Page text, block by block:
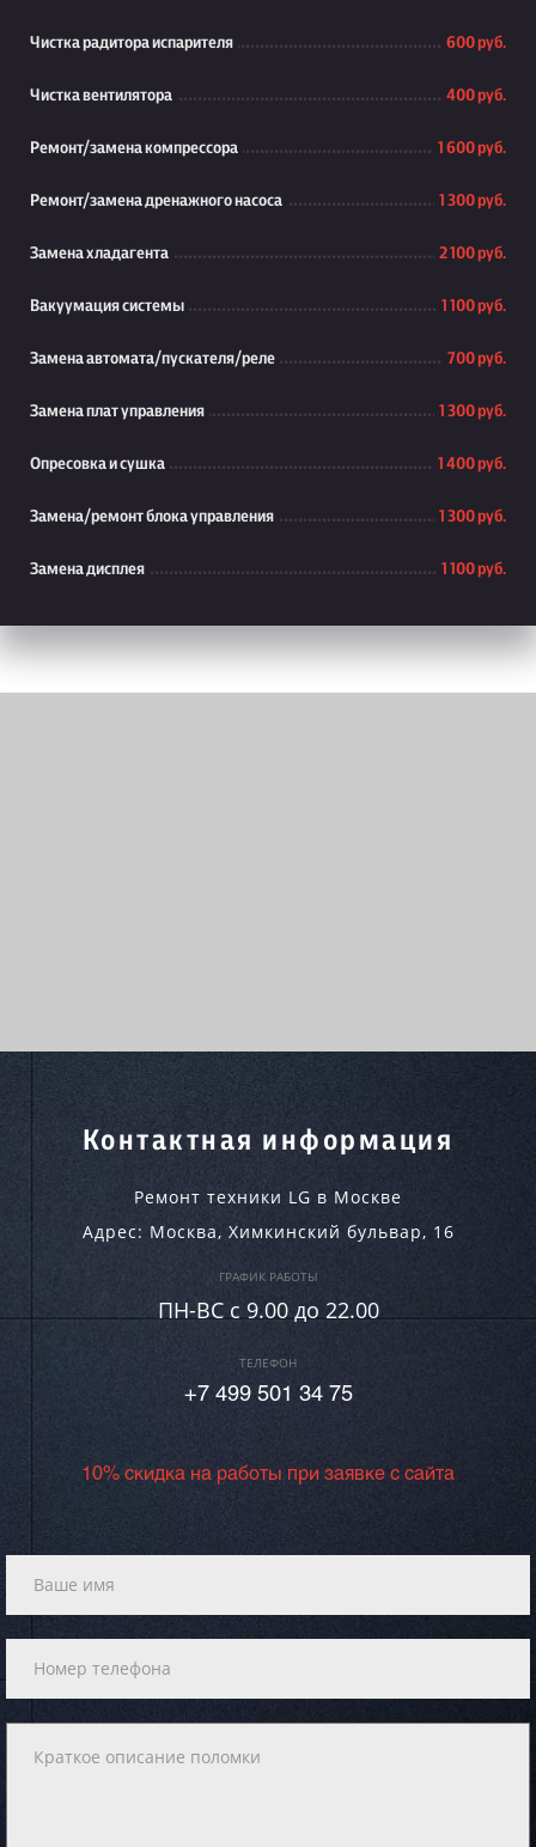
Чистка радитора испарителя 600 руб.
Чистка вентилятора 400 руб.
Ремонт/замена компрессора 1 600 руб.
Ремонт/замена дренажного насоса 1 300 руб.
Замена хладагента 2 100 руб.
Вакуумация системы 1 100 руб.
Замена автомата/пускателя/реле 700 руб.
Замена плат управления 1 300 руб.
Опресовка и сушка 1 400 руб.
Замена/ремонт блока управления 1 300 руб.
Замена дисплея 1 100 руб.
Контактная информация
Ремонт техники LG в Москве
Адрес: Москва, Химкинский бульвар, 16
ГРАФИК РАБОТЫ
ПН-ВC c 9.00 до 22.00
ТЕЛЕФОН
+7 499 501 34 75
10% скидка на работы при заявке с сайта